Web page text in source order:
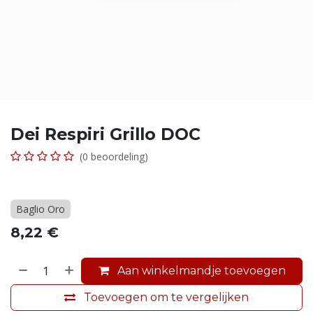
Dei Respiri Grillo DOC
(0 beoordeling)
Baglio Oro
8,22 €
Aan winkelmandje toevoegen
Toevoegen om te vergelijken